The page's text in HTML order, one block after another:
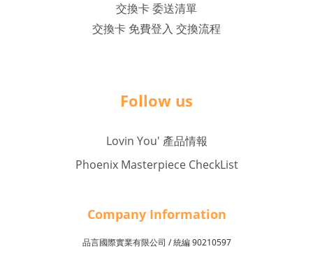
交換卡 委送清單
交換卡 免費登入 交換流程
Follow us
Lovin You' 產品情報
Phoenix Masterpiece CheckList
Company Information
品言國際實業有限公司 /統編90210597